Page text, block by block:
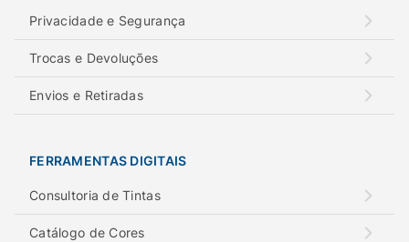
Privacidade e Segurança
Trocas e Devoluções
Envios e Retiradas
FERRAMENTAS DIGITAIS
Consultoria de Tintas
Catálogo de Cores